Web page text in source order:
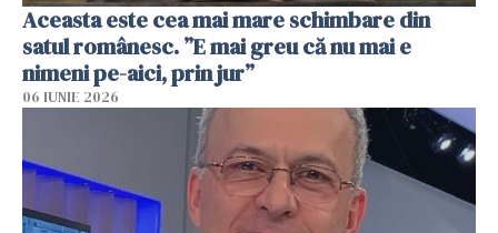
Aceasta este cea mai mare schimbare din
satul românesc. ”E mai greu că nu mai e
nimeni pe-aici, prin jur”
06 IUNIE 2026